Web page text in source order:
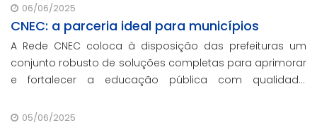
06/06/2025
CNEC: a parceria ideal para municípios
A Rede CNEC coloca à disposição das prefeituras um
conjunto robusto de soluções completas para aprimorar
e fortalecer a educação pública com qualidade,
que não participaram da Marcha dos Prefeito
05/06/2025